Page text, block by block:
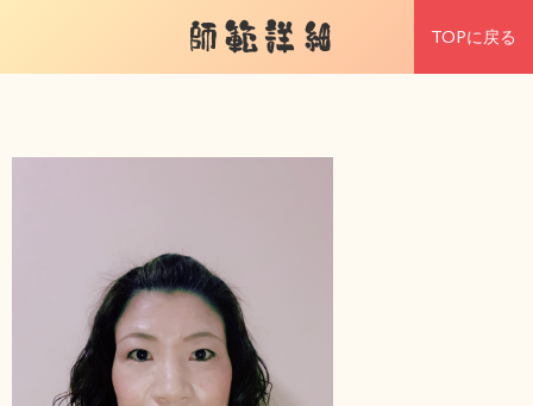
師範詳細 TOPに戻る